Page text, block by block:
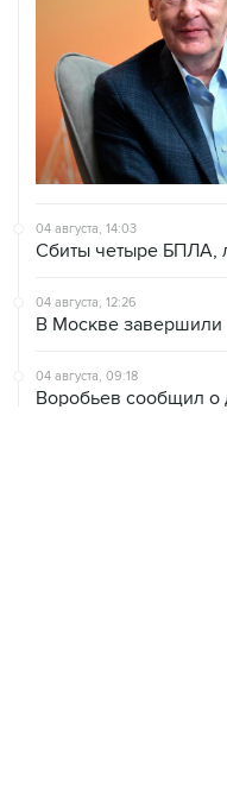
04 августа, 14:03
Сбиты четыре БПЛА,
04 августа, 12:26
В Москве
04 августа, 09:18
Воробьев сообщил о